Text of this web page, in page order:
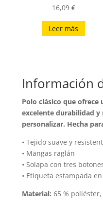
16,09 €
Leer más
Información
Polo clásico que ofrece
excelente durabilidad y
personalizar. Hecha
• Tejido suave y
• Mangas raglán
• Solapa con tres
• Etiqueta estampada
Material: 65 % poliéster,